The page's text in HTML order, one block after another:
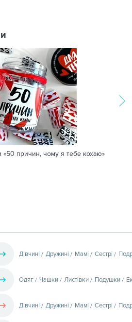
«50 причин, чому я тебе кохаю»
Дівчині Дружині Мамі Сестрі
Одяг Чашки Листівки Подушки
Дівчині Дружині Мамі Сестрі